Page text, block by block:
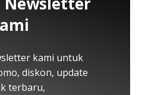
kami untuk
diskon, update
terbaru,